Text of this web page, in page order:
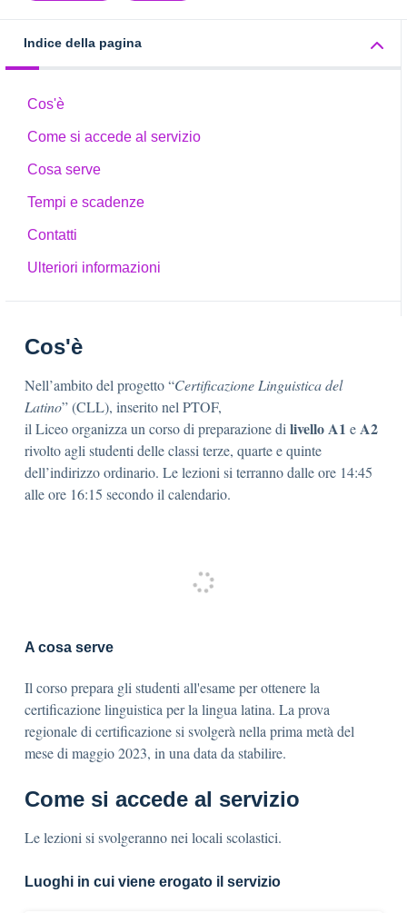
Indice della pagina
Cos'è
Come si accede al servizio
Cosa serve
Tempi e scadenze
Contatti
Ulteriori informazioni
Cos'è
Nell’ambito del progetto “Certificazione Linguistica del
Latino” (CLL), inserito nel PTOF,
il Liceo organizza un corso di preparazione di livello A1 eA2
rivolto agli studenti delle classi terze, quarte e quinte
dell’indirizzo ordinario. Le lezioni si terranno dalle ore 14:45
alle ore 16:15 secondo il calendario.
A cosa serve
Il corso prepara gli studenti all'esame per ottenere la
certificazione linguistica per la lingua latina. La prova
regionale di certificazione si svolgerà nella prima metà del
mese di maggio 2023, in una data da stabilire.
Come si accede al servizio
Le lezioni si svolgeranno nei locali scolastici.
Luoghi in cui viene erogato il servizio